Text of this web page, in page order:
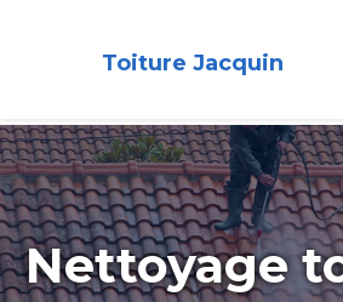
Toiture Jacquin
Nettoyage